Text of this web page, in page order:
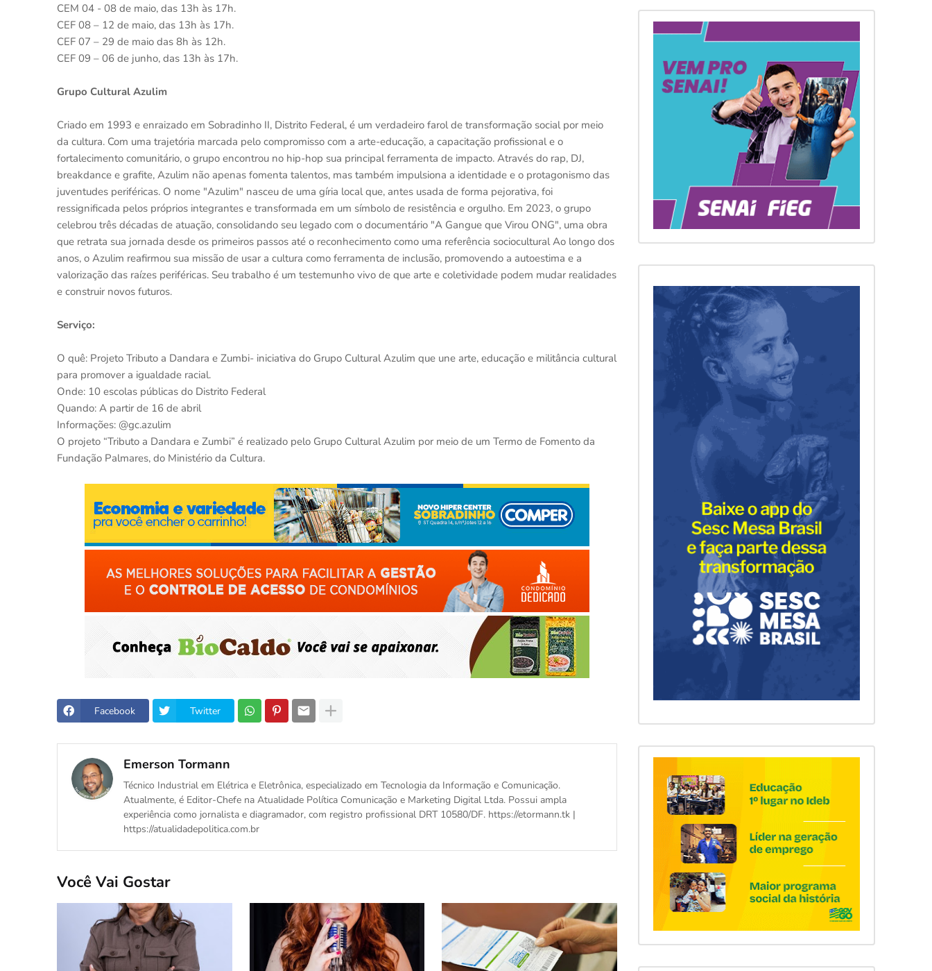
CEM 04 - 08 de maio, das 13h às 17h.
CEF 08 – 12 de maio, das 13h às 17h.
CEF 07 – 29 de maio das 8h às 12h.
CEF 09 – 06 de junho, das 13h às 17h.
Grupo Cultural Azulim
Criado em 1993 e enraizado em Sobradinho II, Distrito Federal, é um verdadeiro farol de transformação social por meio
da cultura. Com uma trajetória marcada pelo compromisso com a arte-educação, a capacitação profissional e o
fortalecimento comunitário, o grupo encontrou no hip-hop sua principal ferramenta de impacto. Através do rap, DJ,
breakdance e grafite, Azulim não apenas fomenta talentos, mas também impulsiona a identidade e o protagonismo das
juventudes periféricas. O nome "Azulim" nasceu de uma gíria local que, antes usada de forma pejorativa, foi
ressignificada pelos próprios integrantes e transformada em um símbolo de resistência e orgulho. Em 2023, o grupo
celebrou três décadas de atuação, consolidando seu legado com o documentário "A Gangue que Virou ONG", uma obra
que retrata sua jornada desde os primeiros passos até o reconhecimento como uma referência sociocultural Ao longo dos
anos, o Azulim reafirmou sua missão de usar a cultura como ferramenta de inclusão, promovendo a autoestima e a
valorização das raízes periféricas. Seu trabalho é um testemunho vivo de que arte e coletividade podem mudar realidades
e construir novos futuros.
Serviço:
O quê: Projeto Tributo a Dandara e Zumbi- iniciativa do Grupo Cultural Azulim que une arte, educação e militância cultural
para promover a igualdade racial.
Onde: 10 escolas públicas do Distrito Federal
Quando: A partir de 16 de abril
Informações: @gc.azulim
O projeto “Tributo a Dandara e Zumbi” é realizado pelo Grupo Cultural Azulim por meio de um Termo de Fomento da
Fundação Palmares, do Ministério da Cultura.
Facebook Twitter
Emerson Tormann
Técnico Industrial em Elétrica e Eletrônica, especializado em Tecnologia da Informação e Comunicação.
Atualmente, é Editor-Chefe na Atualidade Política Comunicação e Marketing Digital Ltda. Possui ampla
experiência como jornalista e diagramador, com registro profissional DRT 10580/DF. https://etormann.tk |
https://atualidadepolitica.com.br
Você Vai Gostar